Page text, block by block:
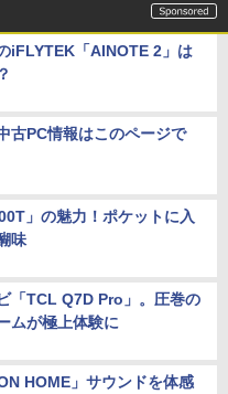
iFLYTEK「AINOTE 2」は
古PC情報はこのページで
」の魅力！ポケットに入
味
「TCL Q7D Pro」。圧巻の
ムが極上体験に
HOME」サウンドを体感